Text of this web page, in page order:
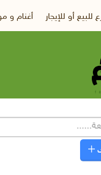
للبيع أو للإيجار أغنام و